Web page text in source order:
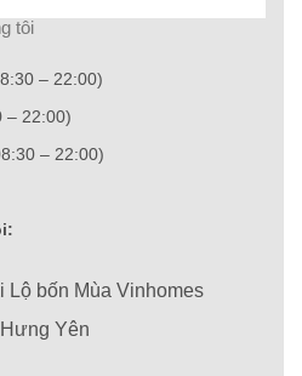
tôi
– 22:00)
– 22:00)
– 22:00)
bốn Mùa Vinhomes
Yên